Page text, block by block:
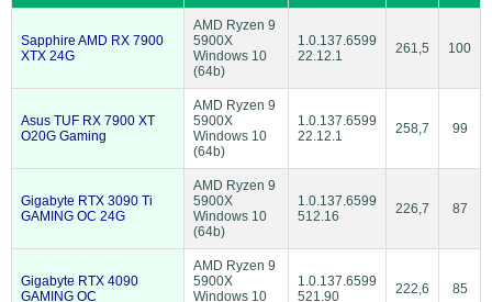
Sapphire AMD RX 7900
XTX 24G
AMD Ryzen 9
5900X
Windows 10
(64b)
1.0.137.6599
22.12.1
261,5 100
Asus TUF RX 7900 XT
O20G Gaming
AMD Ryzen 9
5900X
Windows 10
(64b)
1.0.137.6599
22.12.1
258,7 99
Gigabyte RTX 3090 Ti
GAMING OC 24G
AMD Ryzen 9
5900X
Windows 10
(64b)
1.0.137.6599
512.16
226,7 87
Gigabyte RTX 4090
GAMING OC
AMD Ryzen 9
5900X
Windows 10
1.0.137.6599
521.90
222,6 85